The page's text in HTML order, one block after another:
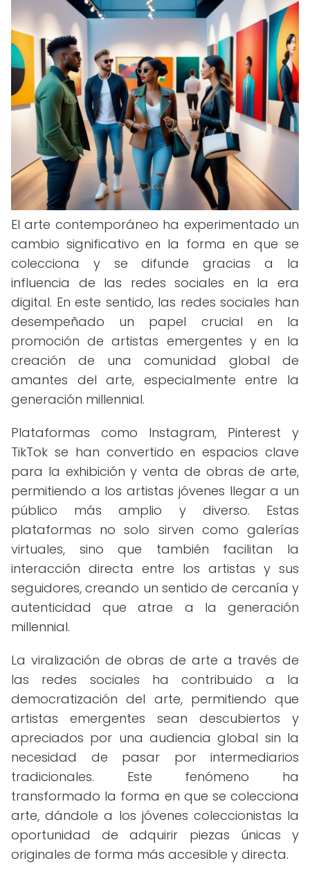
El arte contemporáneo ha experimentado un
cambio significativo en la forma en que se
colecciona y se difunde gracias a la
influencia de las redes sociales en la era
digital. En este sentido, las redes sociales han
desempeñado un papel crucial en la
promoción de artistas emergentes y en la
creación de una comunidad global de
amantes del arte, especialmente entre la
generación millennial.
Plataformas como Instagram, Pinterest y
TikTok se han convertido en espacios clave
para la exhibición y venta de obras de arte,
permitiendo a los artistas jóvenes llegar a un
público más amplio y diverso. Estas
plataformas no solo sirven como galerías
virtuales, sino que también facilitan la
interacción directa entre los artistas y sus
seguidores, creando un sentido de cercanía y
autenticidad que atrae a la generación
millennial.
La viralización de obras de arte a través de
las redes sociales ha contribuido a la
democratización del arte, permitiendo que
artistas emergentes sean descubiertos y
apreciados por una audiencia global sin la
necesidad de pasar por intermediarios
tradicionales. Este fenómeno ha
transformado la forma en que se colecciona
arte, dándole a los jóvenes coleccionistas la
oportunidad de adquirir piezas únicas y
originales de forma más accesible y directa.